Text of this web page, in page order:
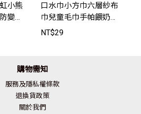
小熊
變形
收
口水巾小方巾六層紗布
巾兒童毛巾手帕餵奶巾
【HY2004】JoyBaby
NT$29
購物需知
服務及隱私權條款
退換貨政策
關於我們